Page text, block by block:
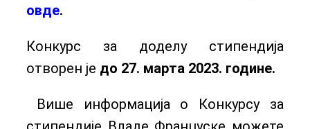
овде.
Конкурс за доделу стипендија
отворен је до 27. марта 2023. године.
Више информација о Конкурсу за